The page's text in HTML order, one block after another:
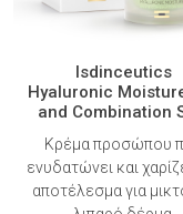
Isdinceutics
Hyaluronic
and Combination
Κρέμα προσώπου
ενυδατώνει και
αποτέλεσμα για